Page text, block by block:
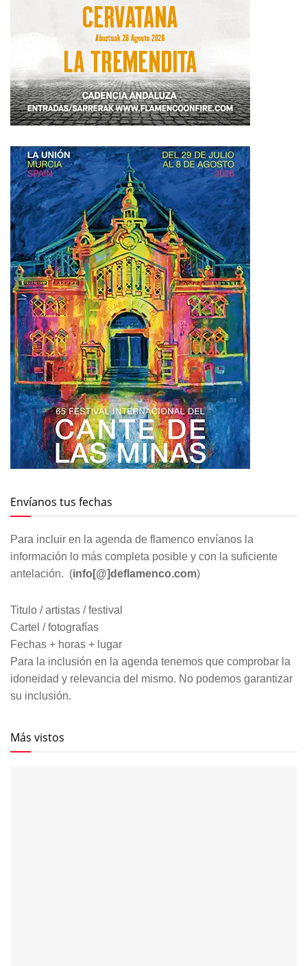
Envíanos tus fechas
Para incluir en la agenda de flamenco envíanos la
información lo más completa posible y con la suficiente
antelación. (info[@]deflamenco.com)
Titulo / artistas / festival
Cartel / fotografías
Fechas + horas + lugar
Para la inclusión en la agenda tenemos que comprobar la
idoneidad y relevancia del mismo. No podemos garantizar
su inclusión.
Más vistos